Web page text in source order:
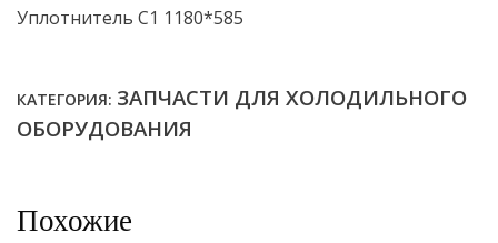
Уплотнитель С1 1180*585
КАТЕГОРИЯ: ЗАПЧАСТИ ДЛЯ ХОЛОДИЛЬНОГО
ОБОРУДОВАНИЯ
Похожие